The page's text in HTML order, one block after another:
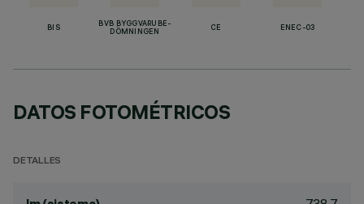
BIS
BVB BYGGVARUBE-
DÖMNINGEN
CE ENEC-03
DATOS FOTOMÉTRICOS
DETALLES